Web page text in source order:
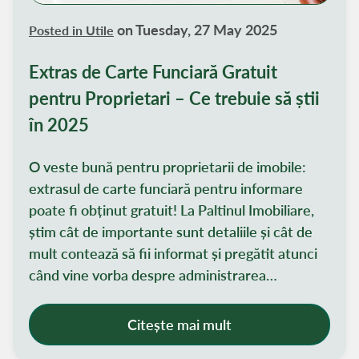
investitorii noi preferă să colaboreze cu agenții
de încredere pentru administrarea
sigură și transparentă. Cu această tendință în
creștere, serviciile de property management
devin o componentă vitală pentru investitorii
imobiliari care doresc să se concentreze pe
potențialul fiecărei investiții.
Posted in Utile on Tuesday, 27 May 2025
Extras de Carte Funciară Gratuit
pentru Proprietari – Ce trebuie să știi
în 2025
O veste bună pentru proprietarii de imobile:
extrasul de carte funciară pentru informare
poate fi obținut gratuit! La Paltinul Imobiliare,
știm cât de importante sunt detaliile și cât de
mult contează să fii informat și pregătit atunci
când vine vorba despre administrarea
bucurăm să împărtășim cu tine această
noutate: începând cu 02 iunie 2025, extrasul de
Citește mai mult